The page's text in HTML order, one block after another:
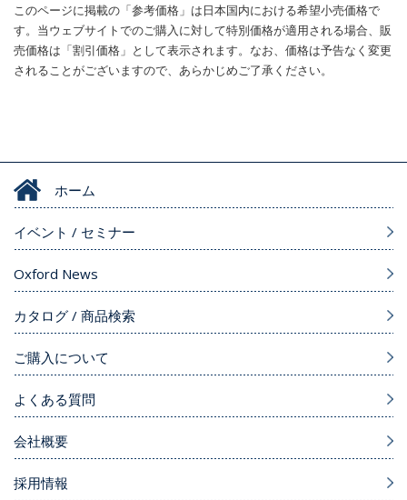
このページに掲載の「参考価格」は日本国内における希望小売価格で
す。当ウェブサイトでのご購入に対して特別価格が適用される場合、販
売価格は「割引価格」として表示されます。なお、価格は予告なく変更
されることがございますので、あらかじめご了承ください。
ホーム
イベント / セミナー
Oxford News
カタログ / 商品検索
ご購入について
よくある質問
会社概要
採用情報